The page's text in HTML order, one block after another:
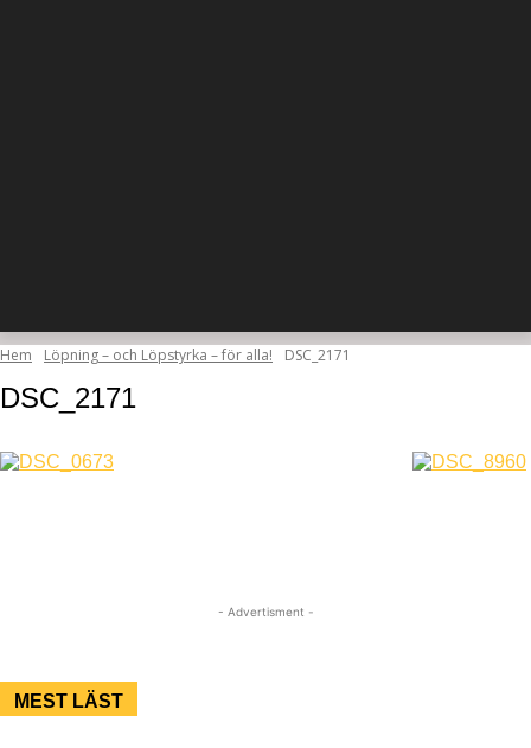
Hem Löpning – och Löpstyrka – för alla! DSC_2171
DSC_2171
- Advertisment -
MEST LÄST